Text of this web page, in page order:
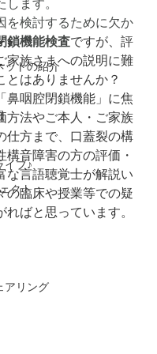
ト
ットの紹介
イブ♪
クト
アリング
ます。
を検討するために欠か
鎖機能検査ですが、評
家族さまへの説明に難
とはありませんか？
鼻咽腔閉鎖機能」に焦
方法やご本人・ご家族
仕方まで、口蓋裂の構
構音障害の方の評価・
な言語聴覚士が解説い
の臨床や授業等での疑
ばと思っています。